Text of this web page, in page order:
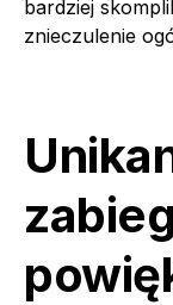
bardziej
znieczulenie